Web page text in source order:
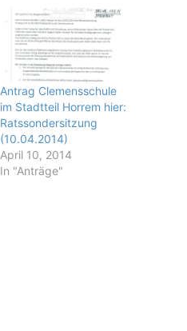
Antrag Clemensschule
im Stadtteil Horrem hier:
Ratssondersitzung
(10.04.2014)
April 10, 2014
In "Anträge"